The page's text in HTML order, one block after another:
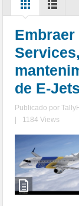
de E-Jets
Publicado por
1184 Views